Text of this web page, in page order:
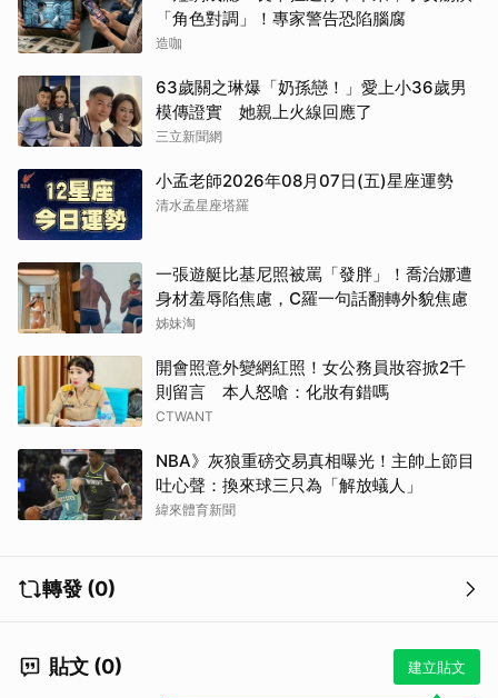
「角色對調」！專家警告恐陷腦腐
造咖
63歲關之琳爆「奶孫戀！」愛上小36歲男
模傳證實 她親上火線回應了
三立新聞網
小孟老師2026年08月07日(五)星座運勢
清水孟星座塔羅
一張遊艇比基尼照被罵「發胖」！喬治娜遭
身材羞辱陷焦慮，C羅一句話翻轉外貌焦慮
姊妹淘
開會照意外變網紅照！女公務員妝容掀2千
則留言 本人怒嗆：化妝有錯嗎
CTWANT
NBA》灰狼重磅交易真相曝光！主帥上節目
吐心聲：換來球三只為「解放蟻人」
緯來體育新聞
轉發 (0)
貼文 (0) 建立貼文